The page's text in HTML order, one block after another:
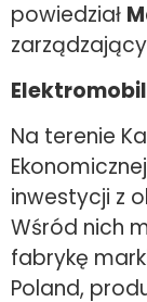
powiedział
zarządzający
Na terenie
inwestycji z
Wśród nich
fabrykę
Poland,